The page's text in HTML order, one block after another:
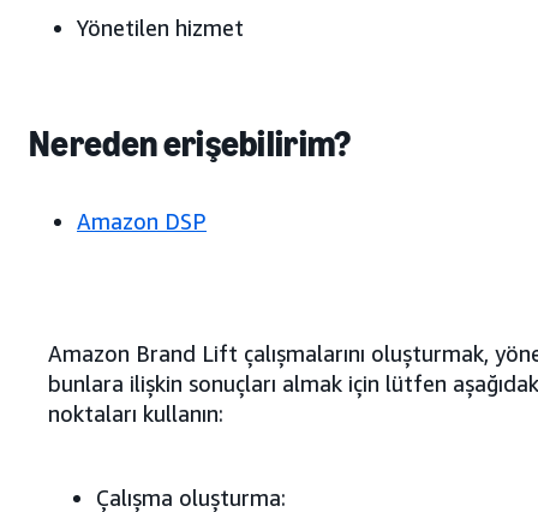
Yönetilen hizmet
Nereden erişebilirim?
Amazon DSP
Amazon Brand Lift çalışmalarını oluşturmak,
bunlara ilişkin sonuçları almak için lütfen
noktaları kullanın:
Çalışma oluşturma: